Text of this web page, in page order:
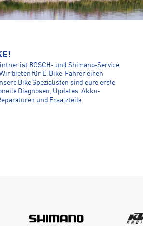
ist BOSCH- und Shimano-Service
bieten für E-Bike-Fahrer einen
Bike Spezialisten sind eure erste
Diagnosen, Updates, Akku-
und Ersatzteile.